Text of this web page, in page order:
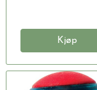
Kjøp